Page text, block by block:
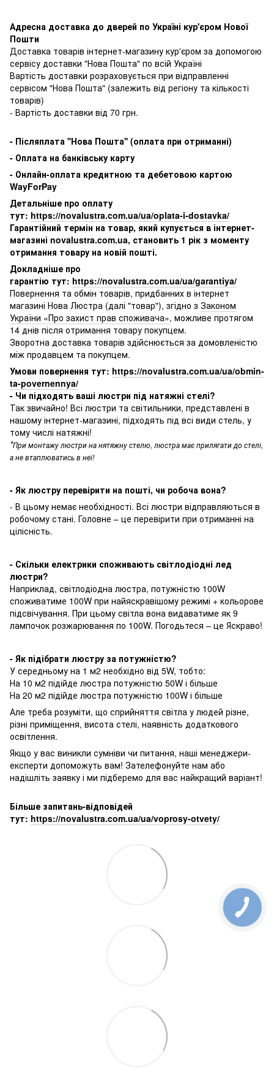
Адресна доставка до дверей по Україні кур'єром Нової
Пошти
Доставка товарів інтернет-магазину кур'єром за допомогою
сервісу доставки "Нова Пошта" по всій Україні
Вартість доставки розраховується при відправленні
сервісом "Нова Пошта" (залежить від регіону та кількості
товарів)
- Вартість доставки від 70 грн.
- Післяплата ''Нова Пошта'' (оплата при отриманні)
- Оплата на банківську карту
- Онлайн-оплата кредитною та дебетовою картою
WayForPay
Детальніше про оплату
тут: https://novalustra.com.ua/ua/oplata-i-dostavka/
Гарантійний термін на товар, який купується в інтернет-
магазині novalustra.com.ua, становить 1 рік з моменту
отримання товару на новій пошті.
Докладніше про
гарантію тут: https://novalustra.com.ua/ua/garantiya/
Повернення та обмін товарів, придбанних в інтернет
магазині Нова Люстра (далі "товар"), згідно з Законом
України «Про захист прав споживача», можливе протягом
14 днів після отримання товару покупцем.
Зворотна доставка товарів здійснюється за домовленістю
між продавцем та покупцем.
Умови повернення тут: https://novalustra.com.ua/ua/obmin-
ta-povernennya/
- Чи підходять ваші люстри під натяжні стелі?
Так звичайно! Всі люстри та світильники, представлені в
нашому інтернет-магазині, підходять під всі види стель, у
тому числі натяжні!
*При монтажу люстри на нятяжну стелю, люстра має прилягати до стелі,
а не втаплюватись в неї!
- Як люстру перевірити на пошті, чи робоча вона?
- В цьому немає необхідності. Всі люстри відправляються в
робочому стані. Головне – це перевірити при отриманні на
цілісність.
- Скільки електрики споживають світлодіодні лед
люстри?
Наприклад, світлодіодна люстра, потужністю 100W
споживатиме 100W при найяскравішому режимі + кольорове
підсвічування. При цьому світла вона видаватиме як 9
лампочок розжарювання по 100W. Погодьтеся – це Яскраво!
- Як підібрати люстру за потужністю?
У середньому на 1 м2 необхідно від 5W, тобто:
На 10 м2 підійде люстра потужністю 50W і більше
На 20 м2 підійде люстра потужністю 100W і більше
Але треба розуміти, що сприйняття світла у людей різне,
різні приміщення, висота стелі, наявність додаткового
освітлення.
Якщо у вас виникли сумніви чи питання, наші менеджери-
експерти допоможуть вам! Зателефонуйте нам або
надішліть заявку і ми підберемо для вас найкращий варіант!
Більше запитань-відповідей
тут: https://novalustra.com.ua/ua/voprosy-otvety/